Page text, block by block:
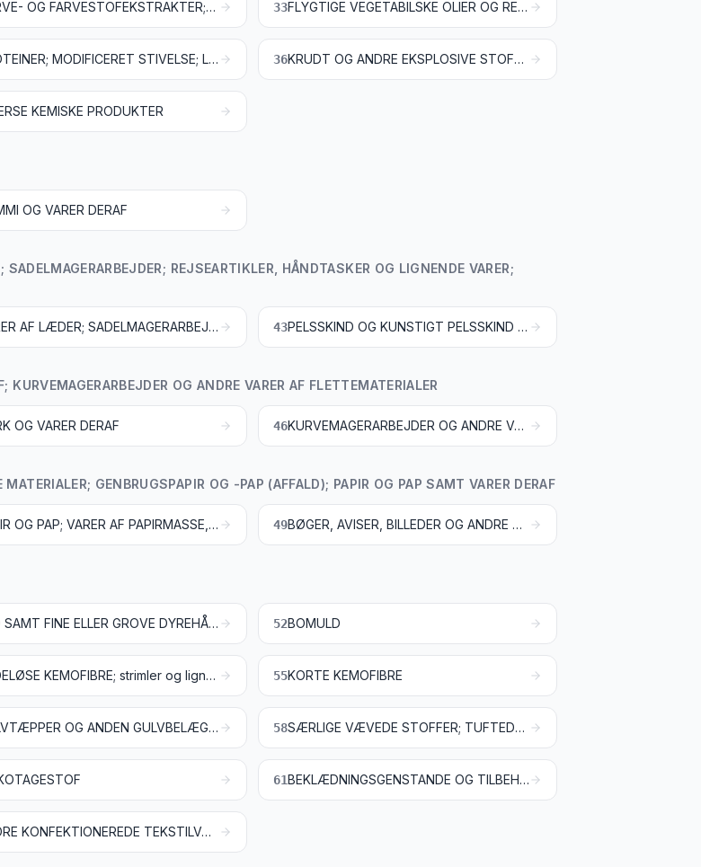
GARVE- OG FARVESTOFEKSTRAKTER; GARVESYRER OG DERIVATER DERAF; FARVER, PIGMENTER OG ANDRE FARVESTOFFER; MALING OG LAKKER; KIT, SPARTELMASSE OG LIGN.; TRYKFARVER, BLÆK OG TUSCH 33 FLYGTIGE VEGETABILSKE OLIER OG RESINOIDER; PARFUMEVARER, KOSMETIK OG TOILETMIDLER
PROTEINER; MODIFICERET STIVELSE; LIM OG KLISTER; ENZYMER 36 KRUDT OG ANDRE EKSPLOSIVE STOFFER; PYROTEKNISKE ARTIKLER; TÆNDSTIKKER; PYROFORE LEGERINGER; VISSE BRÆNDBARE MATERIALER
KEMISKE PRODUKTER
OG VARER DERAF
REJSEARTIKLER, HÅNDTASKER OG LIGNENDE VARER;
VARER AF LÆDER; SADELMAGERARBEJDER; REJSEARTIKLER, HÅNDTASKER OG LIGNENDE VARER; VARER AF TARME 43 PELSSKIND OG KUNSTIGT PELSSKIND SAMT VARER DERAF
OG ANDRE VARER AF FLETTEMATERIALER
OG VARER DERAF 46 KURVEMAGERARBEJDER OG ANDRE VARER AF FLETTEMATERIALER
GENBRUGSPAPIR OG -PAP (AFFALD); PAPIR OG PAP SAMT VARER DERAF
PAPIR OG PAP; VARER AF PAPIRMASSE, PAPIR OG PAP 49 BØGER, AVISER, BILLEDER OG ANDRE TRYKSAGER; HÅNDSKREVNE ELLER MASKINSKREVNE ARBEJDER SAMT TEGNINGER
ULD SAMT FINE ELLER GROVE DYREHÅR; GARN OG VÆVET STOF AF HESTEHÅR 52BOMULD
ENDELØSE KEMOFIBRE; strimler og lignende af endeløse kemofibre 55KORTE KEMOFIBRE
GULVTÆPPER OG ANDEN GULVBELÆGNING AF TEKSTILMATERIALER 58 SÆRLIGE VÆVEDE STOFFER; TUFTEDE TEKSTILSTOFFER; BLONDER OG KNIPLINGER; TAPISSERIER; POSSEMENTARTIKLER; BRODERIER
61 BEKLÆDNINGSGENSTANDE OG TILBEHØR TIL BEKLÆDNINGSGENSTANDE, AF TRIKOTAGE
ANDRE KONFEKTIONEREDE TEKSTILVARER; HÅNDARBEJDSSÆT; BRUGTE BEKLÆDNINGSGENSTANDE OG BRUGTE TEKSTILVARER; KLUDE